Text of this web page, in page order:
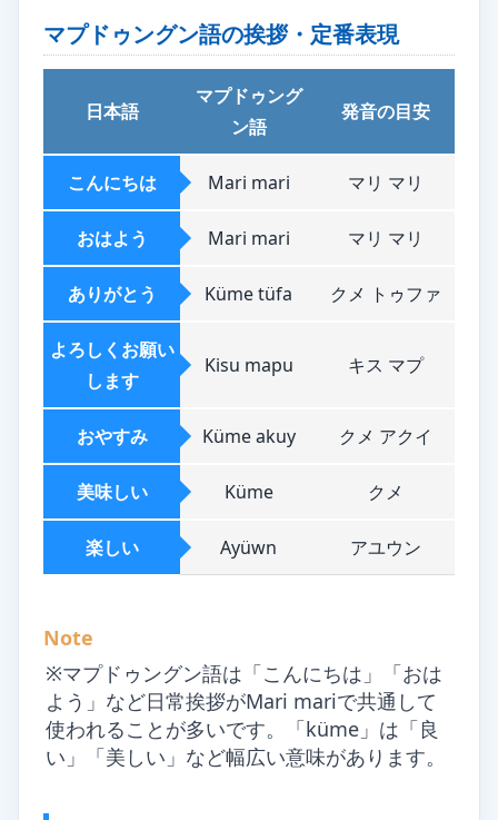
マプドゥングン語の挨拶・定番表現
日本語
マプドゥング
ン語
発音の目安
こんにちは Mari mari マリ マリ
おはよう Mari mari マリ マリ
ありがとう Küme tüfa クメ トゥファ
よろしくお願い
します
Kisu mapu キス マプ
おやすみ Küme akuy クメ アクイ
美味しい Küme クメ
楽しい Ayüwn アユウン
Note
※マプドゥングン語は「こんにちは」「おは
よう」など日常挨拶がMari mariで共通して
使われることが多いです。「küme」は「良
い」「美しい」など幅広い意味があります。